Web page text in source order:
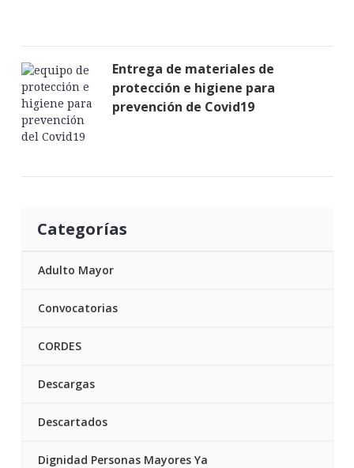
Entrega de materiales de
protección e higiene para
prevención de Covid19
Categorías
Adulto Mayor
Convocatorias
CORDES
Descargas
Descartados
Dignidad Personas Mayores Ya